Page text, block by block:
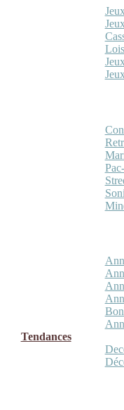
Tendances